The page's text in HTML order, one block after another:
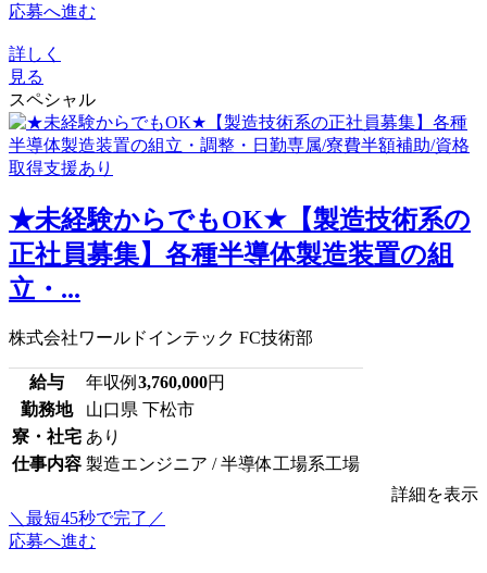
応募へ進む
詳しく
見る
スペシャル
★未経験からでもOK★【製造技術系の
正社員募集】各種半導体製造装置の組
立・...
株式会社ワールドインテック FC技術部
給与 年収例 3,760,000円
勤務地
山口県 下松市
寮・社宅 あり
仕事内容 製造エンジニア / 半導体工場系工場
詳細を表示
＼最短45秒で完了／
応募へ進む